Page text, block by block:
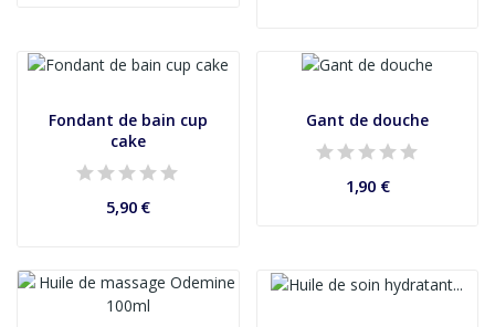
Fondant de bain cup
cake
5,90 €
Gant de douche
1,90 €